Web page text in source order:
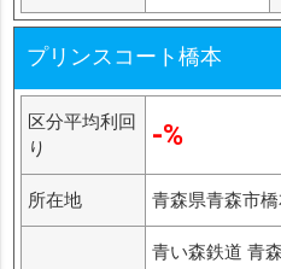
プリンスコート橋本
区分平均利回
り
-%
所在地 青森県青森市
青い森鉄道 青